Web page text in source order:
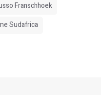
Franschhoek
Sudafrica